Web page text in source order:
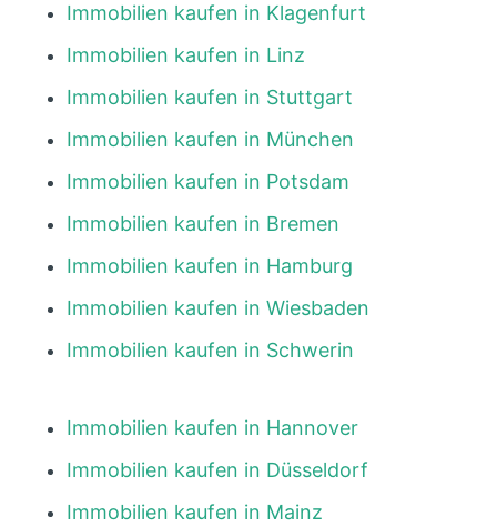
Immobilien kaufen in Klagenfurt
Immobilien kaufen in Linz
Immobilien kaufen in Stuttgart
Immobilien kaufen in München
Immobilien kaufen in Potsdam
Immobilien kaufen in Bremen
Immobilien kaufen in Hamburg
Immobilien kaufen in Wiesbaden
Immobilien kaufen in Schwerin
Immobilien kaufen in Hannover
Immobilien kaufen in Düsseldorf
Immobilien kaufen in Mainz